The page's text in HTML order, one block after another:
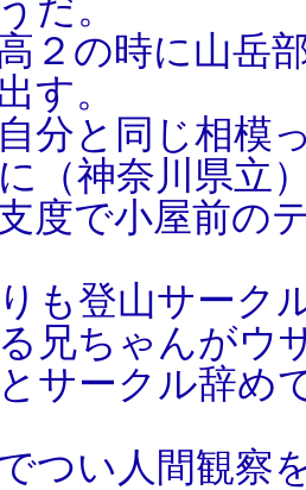
だ。
２の時に山岳
す。
分と同じ相模
（神奈川県立
度で小屋前の
も登山サーク
兄ちゃんがウ
サークル辞め
つい人間観察